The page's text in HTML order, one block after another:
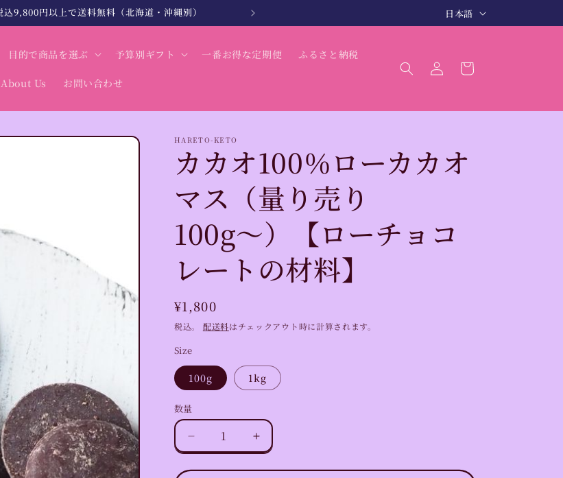
北海道・沖縄は税込12,000円以上で送料無料 3〜5日で商品発送（最短 翌日発送）言
語
日本語
目的で商品を選ぶ 予算別ギフト 一番お得な定期便 ふるさと納税
About Us お問い合わせ
グ
イ
ー
HARETO-KETO
カカオ100％ローカカオ
マス（量り売り
100g〜）【ローチョコ
レートの材料】
通
常
価
格
¥1,800
税込。 配送料はチェックアウト時に計算されます。
Size
100g 1kg
数
量
数量
カ